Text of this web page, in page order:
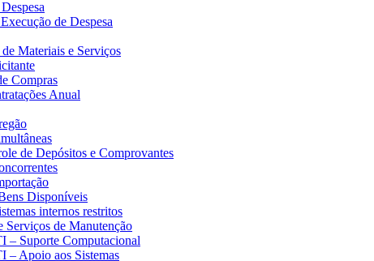
de Despesa
Materiais e Serviços
Compras
Anual
de Depósitos e Comprovantes
Disponíveis
internos restritos
Serviços de Manutenção
– Suporte Computacional
– Apoio aos Sistemas